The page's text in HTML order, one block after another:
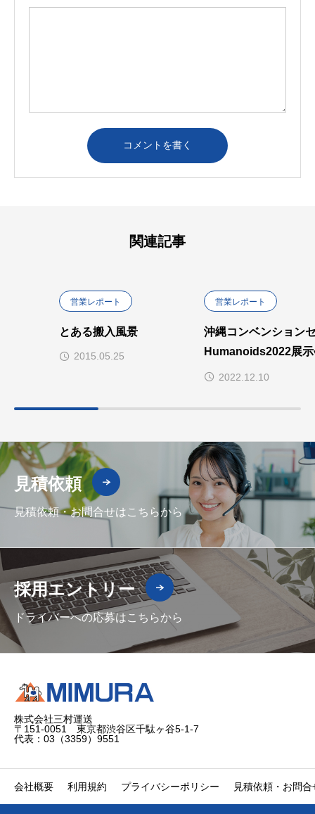
関連記事
営業レポート
とある搬入風景
2015.05.25
営業レポート
沖縄コンベンション
Humanoids2022展
ました。
2022.12.10
見積依頼
見積依頼・お問合せはこちらから
採用エントリー
ドライバーへの応募はこちらから
株式会社三村運送
〒151-0051 東京都渋谷区千駄ヶ谷5-1-7
代表：03（3359）9551
会社概要 利用規約 プライバシーポリシー 見積依頼・お問合